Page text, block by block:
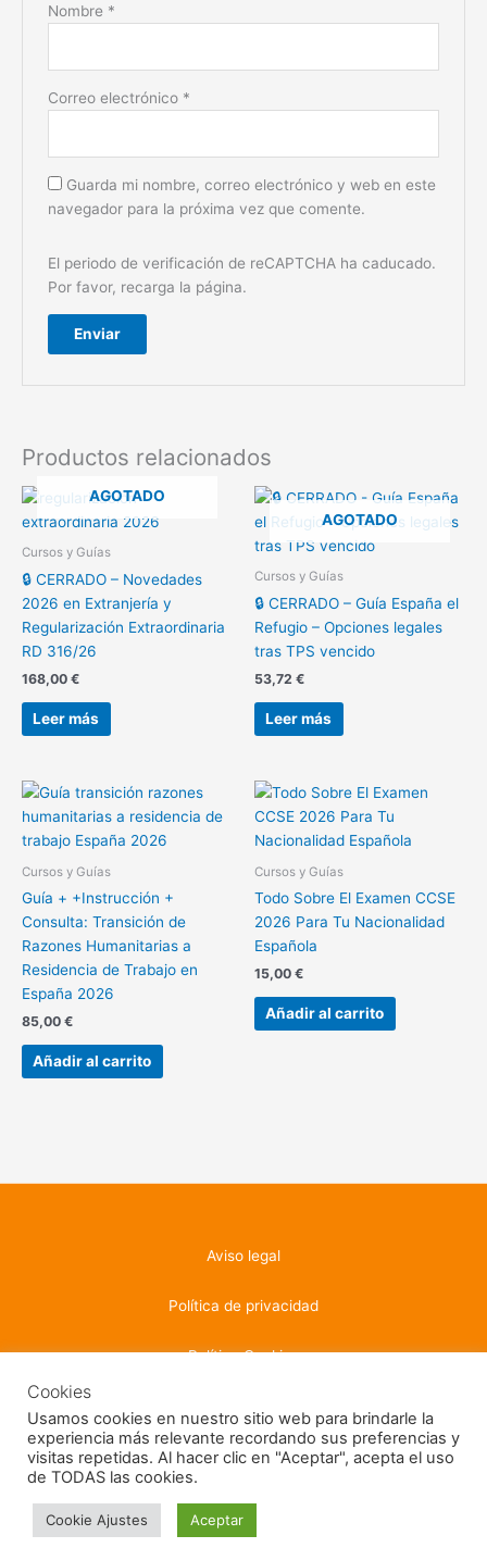
Nombre *
Correo electrónico *
Guarda mi nombre, correo electrónico y web en este
navegador para la próxima vez que comente.
El periodo de verificación de reCAPTCHA ha caducado.
Por favor, recarga la página.
Productos relacionados
AGOTADO
Cursos y Guías
🔒 CERRADO – Novedades
2026 en Extranjería y
Regularización Extraordinaria
RD 316/26
168,00 €
Leer más
AGOTADO
Cursos y Guías
🔒 CERRADO – Guía España el
Refugio – Opciones legales
tras TPS vencido
53,72 €
Leer más
Cursos y Guías
Guía + +Instrucción +
Consulta: Transición de
Razones Humanitarias a
Residencia de Trabajo en
España 2026
85,00 €
Añadir al carrito
Cursos y Guías
Todo Sobre El Examen CCSE
2026 Para Tu Nacionalidad
Española
15,00 €
Añadir al carrito
Aviso legal
Política de privacidad
Política Cookies
Copyright © 2026 PHFormacion | Desarrollado por rrsmart.tech
Cookies
Usamos cookies en nuestro sitio web para brindarle la
experiencia más relevante recordando sus preferencias y
visitas repetidas. Al hacer clic en "Aceptar", acepta el uso
de TODAS las cookies.
Cookie Ajustes Aceptar